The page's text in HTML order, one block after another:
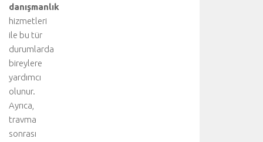
danışmanlık
hizmetleri
ile bu tür
durumlarda
bireylere
yardımcı
olunur.
Ayrıca,
travma
sonrası